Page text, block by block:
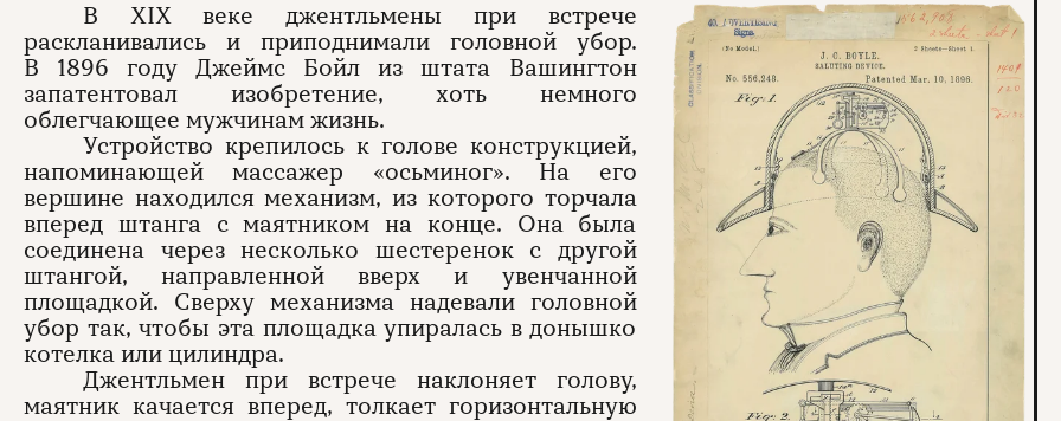
В XIX веке джентльмены при встрече
раскланивались и приподнимали головной убор.
В 1896 году Джеймс Бойл из штата Вашингтон
запатентовал изобретение, хоть немного
облегчающее мужчинам жизнь.
Устройство крепилось к голове конструкцией,
напоминающей массажер «осьминог». На его
вершине находился механизм, из которого торчала
вперед штанга с маятником на конце. Она была
соединена через несколько шестеренок с другой
штангой, направленной вверх и увенчанной
площадкой. Сверху механизма надевали головной
убор так, чтобы эта площадка упиралась в донышко
котелка или цилиндра.
Джентльмен при встрече наклоняет голову,
маятник качается вперед, толкает горизонтальную